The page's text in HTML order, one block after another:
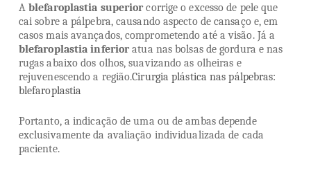
Ablefaroplastia superiorcorrige o excesso de pele que
cai sobre a pálpebra, causando aspecto de cansaço e, em
casos mais avançados, comprometendo até a visão. Já a
blefaroplastia inferioratua nas bolsas de gordura e nas
rugas abaixo dos olhos, suavizando as olheiras e
rejuvenescendo a região.Cirurgia plástica nas pálpebras:
blefaroplastia
Portanto, a indicação de uma ou de ambas depende
exclusivamente da avaliação individualizada de cada
paciente.